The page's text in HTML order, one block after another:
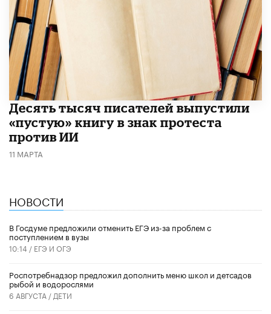
Десять тысяч писателей выпустили
«пустую» книгу в знак протеста
против ИИ
11 МАРТА
НОВОСТИ
В Госдуме предложили отменить ЕГЭ из-за проблем с
поступлением в вузы
10:14 / ЕГЭ И ОГЭ
Роспотребнадзор предложил дополнить меню школ и детсадов
рыбой и водорослями
6 АВГУСТА / ДЕТИ